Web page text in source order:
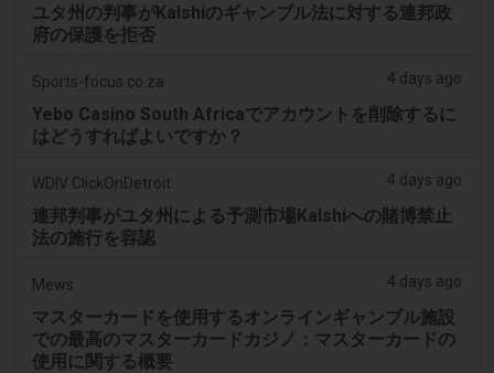
ユタ州の判事がKalshiのギャンブル法に対する連邦政
府の保護を拒否
Sports-focus.co.za 4 days ago
Yebo Casino South Africaでアカウントを削除するに
はどうすればよいですか？
WDIV ClickOnDetroit 4 days ago
連邦判事がユタ州による予測市場Kalshiへの賭博禁止
法の施行を容認
Mews 4 days ago
マスターカードを使用するオンラインギャンブル施設
での最高のマスターカードカジノ：マスターカードの
使用に関する概要